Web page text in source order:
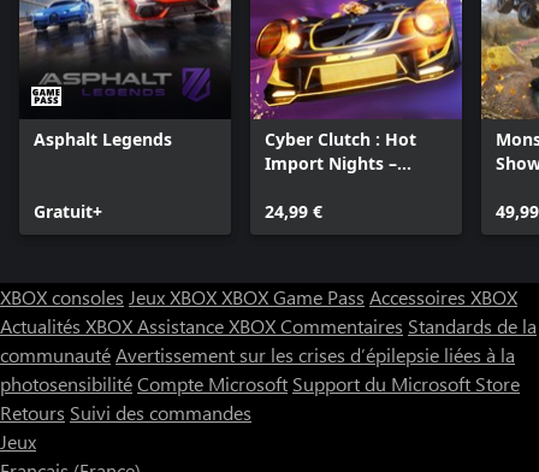
Asphalt Legends
Gratuit+
Cyber Clutch : Hot
Import Nights –
24,99 €
XBOX consoles Jeux XBOXXBOX Game Pass Accessoires XBOX
Actualités XBOXAssistance XBOXCommentaires Standards de la
communautéAvertissement sur les crises d’épilepsie liées à la
photosensibilitéCompte Microsoft Support du Microsoft Store
Retours Suivi des commandes
Jeux